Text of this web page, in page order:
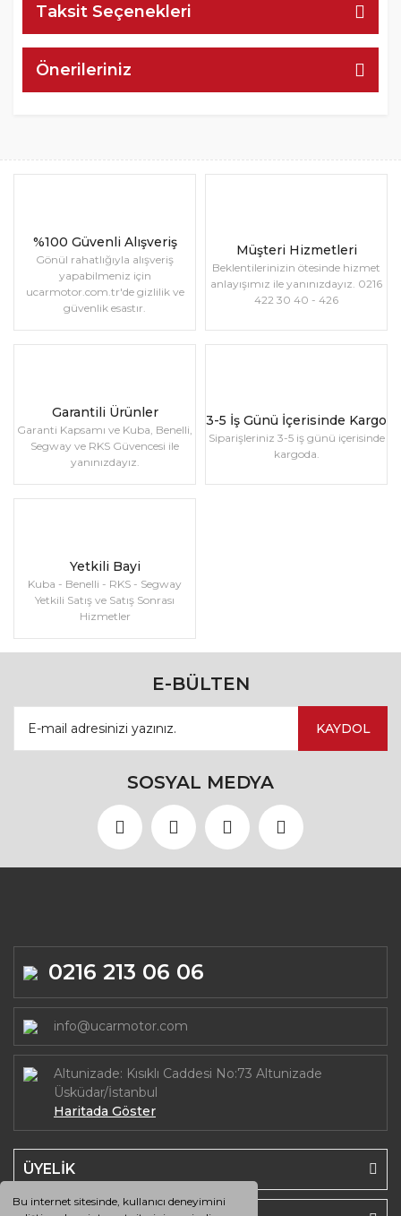
Bu internet sitesinde, kullanıcı deneyimini
Taksit Seçenekleri
Önerileriniz
%100 Güvenli Alışveriş
Gönül rahatlığıyla alışveriş
yapabilmeniz için
ucarmotor.com.tr'de gizlilik ve
güvenlik esastır.
Müşteri Hizmetleri
Beklentilerinizin ötesinde hizmet
anlayışımız ile yanınızdayız. 0216
422 30 40 - 426
Garantili Ürünler
Garanti Kapsamı ve Kuba, Benelli,
Segway ve RKS Güvencesi ile
yanınızdayız.
3-5 İş Günü İçerisinde Kargo
Siparişleriniz 3-5 iş günü içerisinde
kargoda.
Yetkili Bayi
Kuba - Benelli - RKS - Segway
Yetkili Satış ve Satış Sonrası
Hizmetler
E-BÜLTEN
KAYDOL
SOSYAL MEDYA
0216 213 06 06
info@ucarmotor.com
Altunizade: Kısıklı Caddesi No:73 Altunizade
Üsküdar/İstanbul
Haritada Göster
ÜYELİK